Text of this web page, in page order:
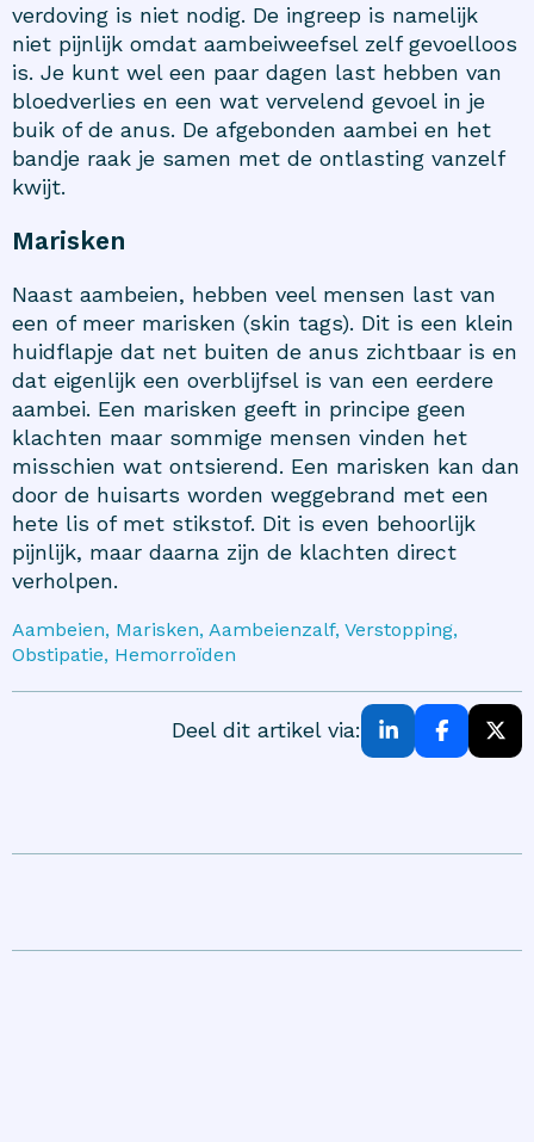
verdoving is niet nodig. De ingreep is namelijk
niet pijnlijk omdat aambeiweefsel zelf gevoelloos
is. Je kunt wel een paar dagen last hebben van
bloedverlies en een wat vervelend gevoel in je
buik of de anus. De afgebonden aambei en het
bandje raak je samen met de ontlasting vanzelf
kwijt.
Marisken
Naast aambeien, hebben veel mensen last van
een of meer marisken (skin tags). Dit is een klein
huidflapje dat net buiten de anus zichtbaar is en
dat eigenlijk een overblijfsel is van een eerdere
aambei. Een marisken geeft in principe geen
klachten maar sommige mensen vinden het
misschien wat ontsierend. Een marisken kan dan
door de huisarts worden weggebrand met een
hete lis of met stikstof. Dit is even behoorlijk
pijnlijk, maar daarna zijn de klachten direct
verholpen.
Aambeien, Marisken, Aambeienzalf, Verstopping,
Obstipatie, Hemorroïden
Deel dit artikel via: